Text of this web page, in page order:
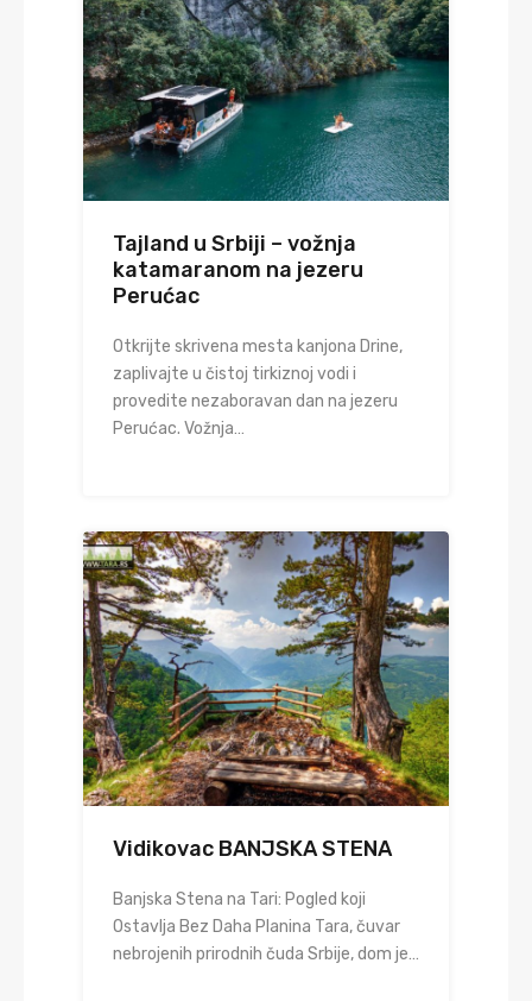
Tajland u Srbiji – vožnja
katamaranom na jezeru
Perućac
Otkrijte skrivena mesta kanjona Drine,
zaplivajte u čistoj tirkiznoj vodi i
provedite nezaboravan dan na jezeru
Perućac. Vožnja…
Vidikovac BANJSKA STENA
Banjska Stena na Tari: Pogled koji
Ostavlja Bez Daha Planina Tara, čuvar
nebrojenih prirodnih čuda Srbije, dom je…